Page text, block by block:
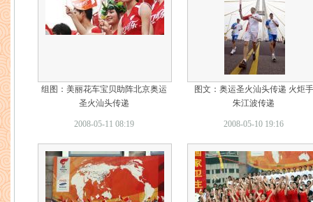
组图：美丽花车宝贝助阵北京奥运
圣火汕头传递
2008-05-11 08:19
图文：奥运圣火汕头传递 火炬手
朱江波传递
2008-05-10 19:16